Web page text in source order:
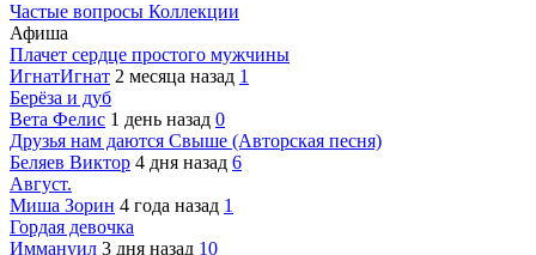
Частые вопросы Коллекции
Афиша
Плачет сердце простого мужчины
ИгнатИгнат 2 месяца назад 1
Берёза и дуб
Вета Фелис 1 день назад 0
Друзья нам даются Свыше (Авторская песня)
Беляев Виктор 4 дня назад 6
Август.
Миша Зорин 4 года назад 1
Гордая девочка
Иммануил 3 дня назад 10